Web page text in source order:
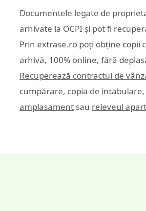
Documentele legate de
arhivate la OCPI și pot fi
Prin extrase.ro poți obține copii
arhivă, 100% online, fără
Recuperează contractul de
cumpărare, copia de intabulare,
amplasament sau releveul